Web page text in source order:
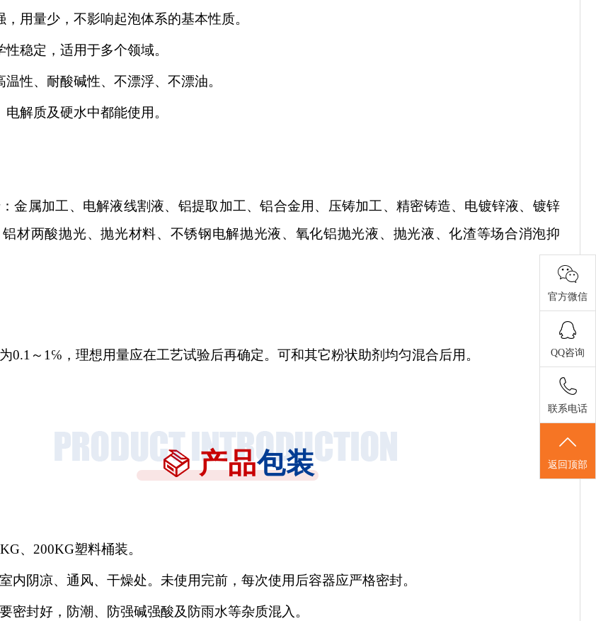
，用量少，不影响起泡体系的基本性质。
稳定，适用于多个领域。
性、耐酸碱性、不漂浮、不漂油。
电解质及硬水中都能使用 。
金属加工、电解液线割液、铝提取加工、铝合金用、压铸加工、精密铸造、电镀锌液、镀锌
材两酸抛光、抛光材料、不锈钢电解抛光液、氧化铝抛光液、抛光液、化渣等场合消泡抑
0.1～1℅，理想用量应在工艺试验后再确定。可和其它粉状助剂均匀混合后用。
产品包装
、200KG塑料桶装。
内阴凉、通风、干燥处。未使用完前，每次使用后容器应严格密封。
密封好，防潮、防强碱强酸及防雨水等杂质混入。
官方微信
QQ咨询
联系电话
返回顶部